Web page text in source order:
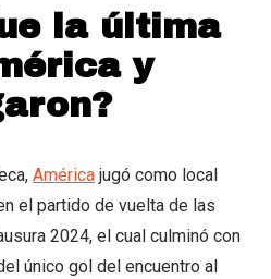
la última
y
América jugó como local
el partido de vuelta de las
2024, el cual culminó con
único gol del encuentro al